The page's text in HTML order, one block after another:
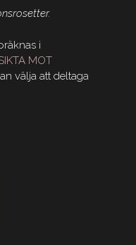
i
MOT
välja att deltaga